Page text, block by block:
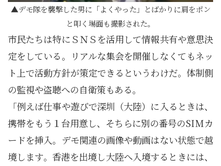
デモ隊を襲撃した男に「よくやった」とばかりに肩をポン
と叩く場面も撮影された。
市民たちは特にＳＮＳを活用して情報共有や意思決
定をしている。リアルな集会を開催しなくてもネッ
ト上で活動方針が策定できるというわけだ。体制側
の監視や盗聴への自衛策もある。
「例えば仕事や遊びで深圳（大陸）に入るときは、
携帯をもう１台用意し、そちらに別の番号のSIMカ
ードを挿入。デモ関連の画像や動画はない状態で越
境します。香港を出境し大陸へ入境するときには、